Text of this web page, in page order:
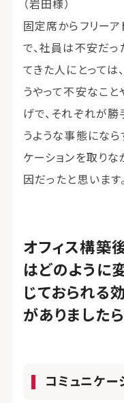
（岩田様）
固定席からフリー
で、社員は不安だっ
てきた人にとっては
うやって不安なこ
げで、それぞれが
うような事態にな
ケーションを取り
因だったと思います。
オフィス構築
はどのように
じておられる
がありました
コミュニケー